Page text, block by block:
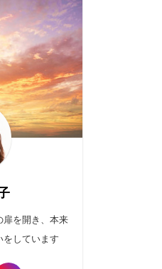
扉を開き、本来
をしています